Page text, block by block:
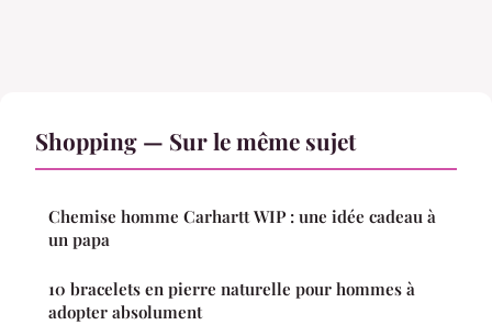
Shopping — Sur le même sujet
Chemise homme Carhartt WIP : une idée cadeau à
un papa
10 bracelets en pierre naturelle pour hommes à
adopter absolument